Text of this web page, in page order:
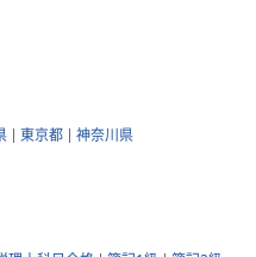
東京都 神奈川県